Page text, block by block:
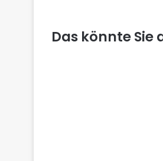
Das könnte Sie